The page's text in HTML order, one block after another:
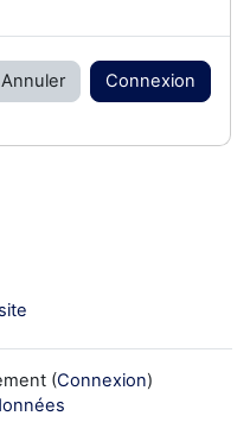
Annuler Connexion
(Connexion)